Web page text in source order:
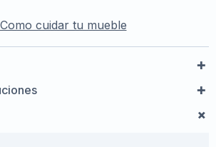
Como cuidar tu mueble